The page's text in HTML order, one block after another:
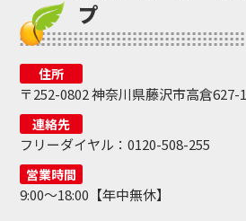
プ
住所
〒252-0802 神奈川県藤沢市高倉627-1
連絡先
フリーダイヤル：0120-508-255
営業時間
9:00～18:00【年中無休】